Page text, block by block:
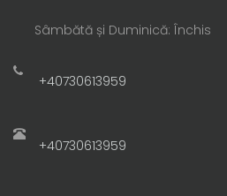
Sâmbătă și Duminică: Închis
+40730613959
+40730613959